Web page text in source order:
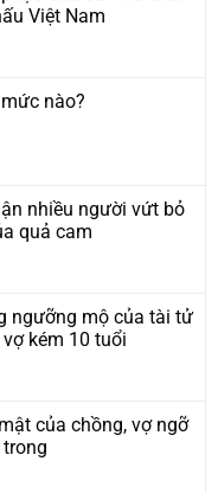
Việt Nam
nào?
nhiều người vứt bỏ
quả cam
ngưỡng mộ của tài tử
kém 10 tuổi
của chồng, vợ ngỡ